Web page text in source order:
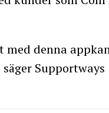
med denna
Supportways